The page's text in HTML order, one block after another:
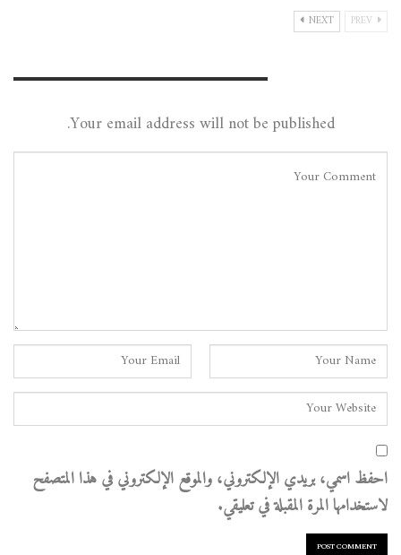
NEXT
Your email address will not be published.
احفظ اسمي، بريدي الإلكتروني، والموقع الإلكتروني في هذا المتصفح
لاستخدامها المرة المقبلة في تعليقي.